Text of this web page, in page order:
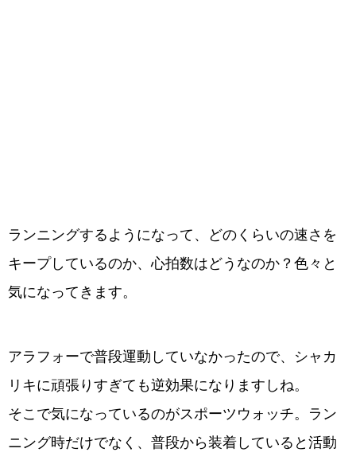
ランニングするようになって、どのくらいの速さを
キープしているのか、心拍数はどうなのか？色々と
気になってきます。
アラフォーで普段運動していなかったので、シャカ
リキに頑張りすぎても逆効果になりますしね。
そこで気になっているのがスポーツウォッチ。ラン
ニング時だけでなく、普段から装着していると活動